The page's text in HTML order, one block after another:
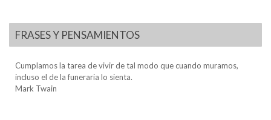
FRASES Y PENSAMIENTOS
Cumplamos la tarea de vivir de tal modo que cuando muramos,
incluso el de la funeraria lo sienta.
Mark Twain